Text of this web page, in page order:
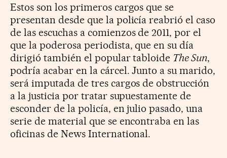
Estos son los primeros cargos que se
presentan desde que la policía reabrió el caso
de las escuchas a comienzos de 2011, por el
que la poderosa periodista, que en su día
dirigió también el popular tabloide The Sun,
podría acabar en la cárcel. Junto a su marido,
será imputada de tres cargos de obstrucción
a la justicia por tratar supuestamente de
esconder de la policía, en julio pasado, una
serie de material que se encontraba en las
oficinas de News International.